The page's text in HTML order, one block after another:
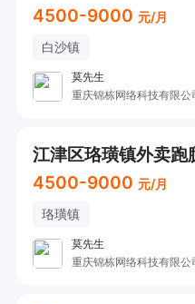
4500-9000 元/月
白沙镇
莫先生
重庆锦栋网络科技有限公
江津区珞璜镇外卖跑
4500-9000 元/月
珞璜镇
莫先生
重庆锦栋网络科技有限公